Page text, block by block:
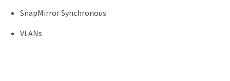
SnapMirror Synchronous
VLANs